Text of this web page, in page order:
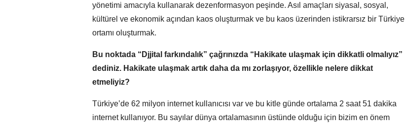
yönetimi amacıyla kullanarak dezenformasyon peşinde. Asıl amaçları siyasal, sosyal,
kültürel ve ekonomik açından kaos oluşturmak ve bu kaos üzerinden istikrarsız bir Türkiye
ortamı oluşturmak.
Bu noktada “Djjital farkındalık” çağrınızda “Hakikate ulaşmak için dikkatli olmalıyız”
dediniz. Hakikate ulaşmak artık daha da mı zorlaşıyor, özellikle nelere dikkat
etmeliyiz?
Türkiye’de 62 milyon internet kullanıcısı var ve bu kitle günde ortalama 2 saat 51 dakika
internet kullanıyor. Bu sayılar dünya ortalamasının üstünde olduğu için bizim en önem